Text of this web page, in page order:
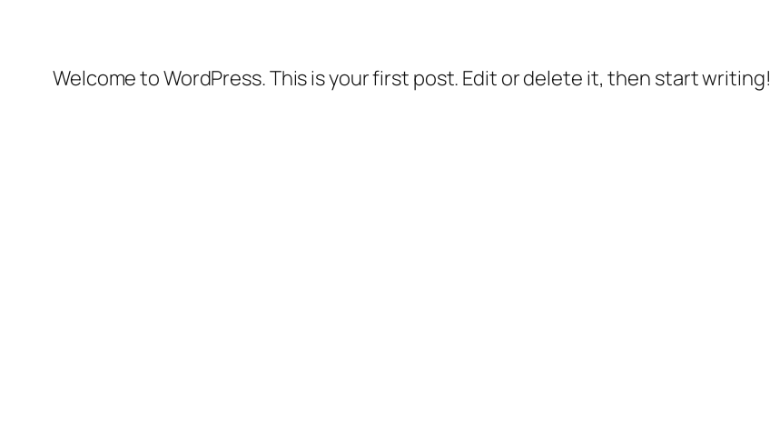
Welcome to WordPress. This is your first post. Edit or delete it, then start writing!